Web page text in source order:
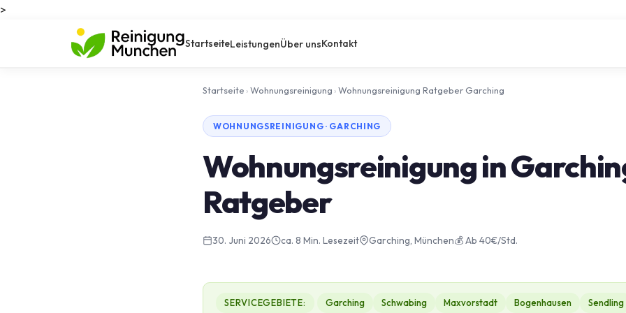
>
StartseiteLeistungenÜber unsKontakt
Startseite ›Wohnungsreinigung ›Wohnungsreinigung Ratgeber Garching
WOHNUNGSREINIGUNG · GARCHING
Wohnungsreinigung in
Ratgeber
30. Juni 2026 ca. 8 Min. Lesezeit Garching, München💰 Ab 40€/Std.
SERVICEGEBIETE: Garching Schwabing Maxvorstadt Bogenhausen Sendling